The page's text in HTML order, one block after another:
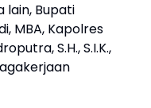
lain, Bupati
MBA, Kapolres
S.H., S.I.K.,